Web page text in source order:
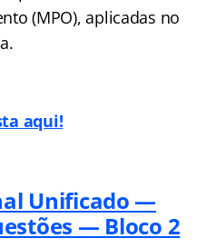
(MPO), aplicadas no
aqui!
Unificado —
— Bloco 2